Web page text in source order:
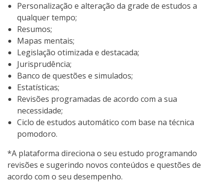
Personalização e alteração da grade de estudos a
qualquer tempo;
Resumos;
Mapas mentais;
Legislação otimizada e destacada;
Jurisprudência;
Banco de questões e simulados;
Estatísticas;
Revisões programadas de acordo com a sua
necessidade;
Ciclo de estudos automático com base na técnica
pomodoro.
*A plataforma direciona o seu estudo programando
revisões e sugerindo novos conteúdos e questões de
acordo com o seu desempenho.